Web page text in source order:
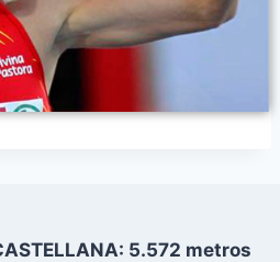
5.572 metros